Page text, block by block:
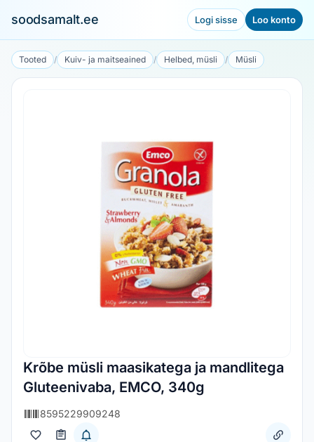
soodsamalt.ee Logi sisse Loo konto
Tooted / Kuiv- ja maitseained / Helbed, müsli / Müsli
Krõbe müsli maasikatega ja mandlitega
Gluteenivaba, EMCO, 340g
8595229909248